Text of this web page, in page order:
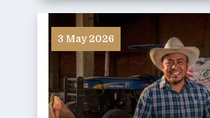
3 May 2026